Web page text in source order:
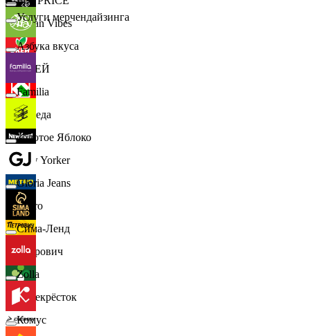
Urban Vibes
О'КЕЙ
Победа
New Yorker
Metro
Петрович
Перекрёсток
Азбука вкуса
Familia
Золотое Яблоко
Gloria Jeans
Сима-Ленд
Zolla
Комус
Услуги мерчендайзинга